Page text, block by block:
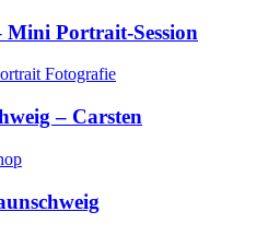
Portrait-Session
Fotografie
– Carsten